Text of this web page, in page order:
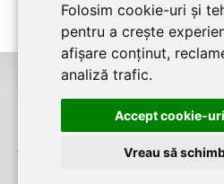
Folosim cookie-uri și
pentru a crește
afișare conținut,
analiză trafic.
Accept cookie-
Vreau să
CONSTANTA CONSTRUCTeste un
pentru firme. Proiect digital dezvoltat de
J12/4191/2006, RO19492087